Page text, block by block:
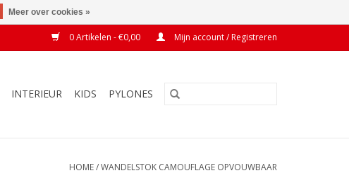
0 Artikelen - €0,00 Mijn account / Registreren
INTERIEUR KIDS PYLONES
HOME/WANDELSTOK CAMOUFLAGE OPVOUWBAAR
Meer over cookies »